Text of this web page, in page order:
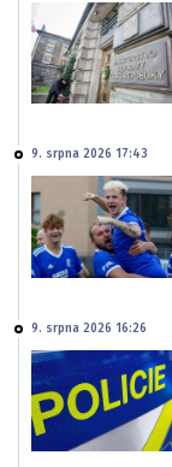
9. srpna 2026 17:43
9. srpna 2026 16:26